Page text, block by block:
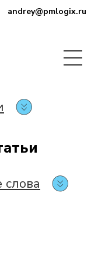
andrey@pmlogix.ru